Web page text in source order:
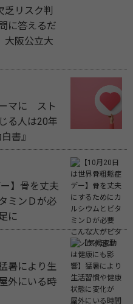
リスク判
に答えるだ
阪公立大
マに スト
る人は20年
書』
】骨を丈夫
ミンＤが必
に
暑により生
外にいる時